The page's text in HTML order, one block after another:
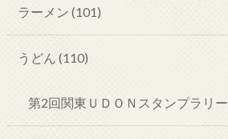
ラーメン (101)
うどん (110)
第2回関東ＵＤＯＮスタンプラリー